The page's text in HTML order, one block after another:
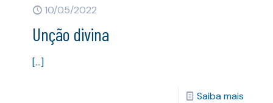
10/05/2022
Unção divina
[…]
Saiba mais